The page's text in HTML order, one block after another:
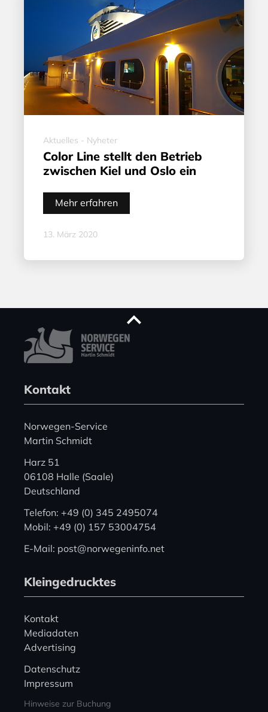
Aktuelles - Nyheter
Color Line stellt den Betrieb
zwischen Kiel und Oslo ein
Mehr erfahren
13. März 2020
Kontakt
Norwegen-Service
Martin Schmidt
Harz 51
06108 Halle (Saale)
Deutschland
Telefon: +49 (0) 345 2495074
Mobil: +49 (0) 157 53004754
E-Mail: post@norwegeninfo.net
Kleingedrucktes
Kontakt
Mediadaten
Advertising
Datenschutz
Impressum
Hinweise zur Buchung